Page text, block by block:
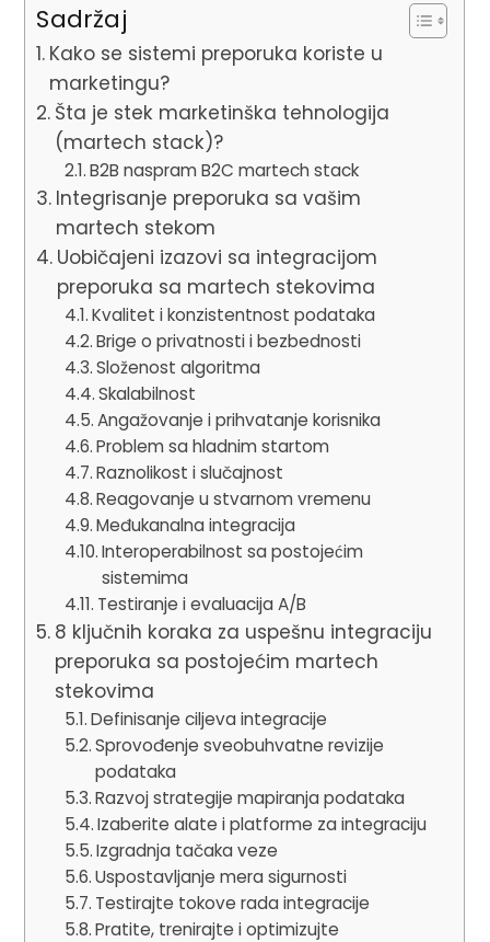
Sadržaj
Kako se sistemi preporuka koriste u
marketingu?
Šta je stek marketinška tehnologija
(martech stack)?
B2B naspram B2C martech stack
Integrisanje preporuka sa vašim
martech stekom
Uobičajeni izazovi sa integracijom
preporuka sa martech stekovima
Kvalitet i konzistentnost podataka
Brige o privatnosti i bezbednosti
Složenost algoritma
Skalabilnost
Angažovanje i prihvatanje korisnika
Problem sa hladnim startom
Raznolikost i slučajnost
Reagovanje u stvarnom vremenu
Međukanalna integracija
Interoperabilnost sa postojećim
sistemima
Testiranje i evaluacija A/B
8 ključnih koraka za uspešnu integraciju
preporuka sa postojećim martech
stekovima
Definisanje ciljeva integracije
Sprovođenje sveobuhvatne revizije
podataka
Razvoj strategije mapiranja podataka
Izaberite alate i platforme za integraciju
Izgradnja tačaka veze
Uspostavljanje mera sigurnosti
Testirajte tokove rada integracije
Pratite, trenirajte i optimizujte